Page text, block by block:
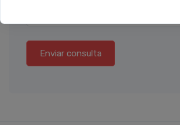
Enviar consulta